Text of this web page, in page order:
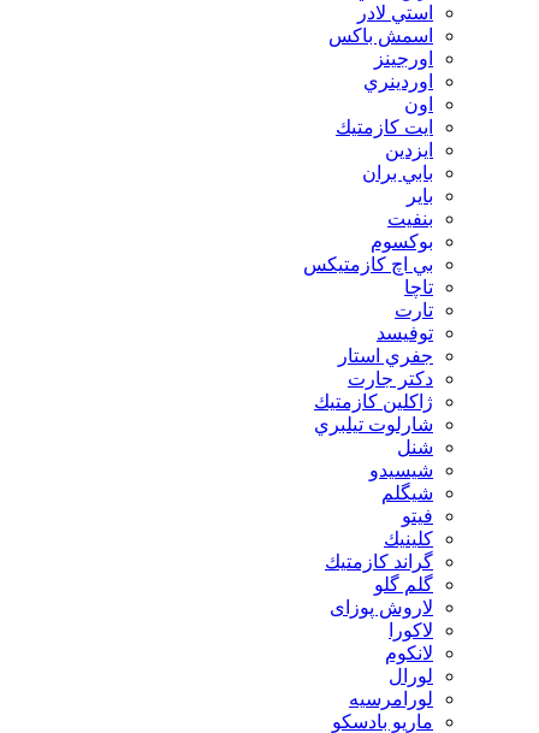
استي لادر
اسمش باكس
اورجينز
اوردينري
اون
ايت كازمتيك
ايزدين
بابي بران
بایر
بنفيت
بوكسوم
بي اچ كازمتيكس
تاچا
تارت
توفيسد
جفري استار
دكتر جارت
ژاكلين كازمتيك
شارلوت تيلبري
شنل
شيسيدو
شیگلم
فيتو
كلينيك
گراند كازمتيك
گلم گلو
لاروش پوزای
لاكورا
لانكوم
لورال
لورامرسيه
ماريو بادسكو